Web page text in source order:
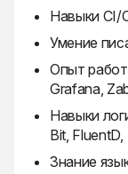
Навыки CI/
Умение
Опыт
Grafana,
Навыки
Bit, FluentD,
Знание